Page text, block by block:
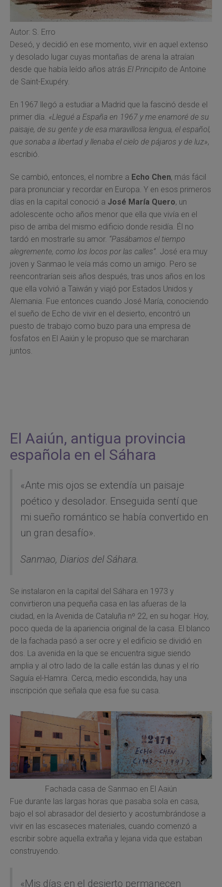
Autor: S. Erro
Deseó, y decidió en ese momento, vivir en aquel extenso
y desolado lugar cuyas montañas de arena la atraían
desde que había leído años atrás El Principito de Antoine
de Saint-Exupéry.
En 1967 llegó a estudiar a Madrid que la fascinó desde el
primer día. «Llegué a España en 1967 y me enamoré de su
paisaje, de su gente y de esa maravillosa lengua, el español,
que sonaba a libertad y llenaba el cielo de pájaros y de luz»,
escribió.
Se cambió, entonces, el nombre a Echo Chen, más fácil
para pronunciar y recordar en Europa. Y en esos primeros
días en la capital conoció a José María Quero, un
adolescente ocho años menor que ella que vivía en el
piso de arriba del mismo edificio donde residía. Él no
tardó en mostrarle su amor. “Pasábamos el tiempo
alegremente, como los locos por las calles”. José era muy
joven y Sanmao le veía más como un amigo. Pero se
reencontrarían seis años después, tras unos años en los
que ella volvió a Taiwán y viajó por Estados Unidos y
Alemania. Fue entonces cuando José María, conociendo
el sueño de Echo de vivir en el desierto, encontró un
puesto de trabajo como buzo para una empresa de
fosfatos en El Aaiún y le propuso que se marcharan
juntos.
El Aaiún, antigua provincia
española en el Sáhara
«Ante mis ojos se extendía un paisaje
poético y desolador. Enseguida sentí que
mi sueño romántico se había convertido en
un gran desafío».
Sanmao, Diarios del Sáhara.
Se instalaron en la capital del Sáhara en 1973 y
convirtieron una pequeña casa en las afueras de la
ciudad, en la Avenida de Cataluña nº 22, en su hogar. Hoy,
poco queda de la apariencia original de la casa. El blanco
de la fachada pasó a ser ocre y el edificio se dividió en
dos. La avenida en la que se encuentra sigue siendo
amplia y al otro lado de la calle están las dunas y el río
Saguía el-Hamra. Cerca, medio escondida, hay una
inscripción que señala que esa fue su casa.
Fachada casa de Sanmao en El Aaiún
Fue durante las largas horas que pasaba sola en casa,
bajo el sol abrasador del desierto y acostumbrándose a
vivir en las escaseces materiales, cuando comenzó a
escribir sobre aquella extraña y lejana vida que estaban
construyendo.
«Mis días en el desierto permanecen